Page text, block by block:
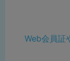
Web会員証